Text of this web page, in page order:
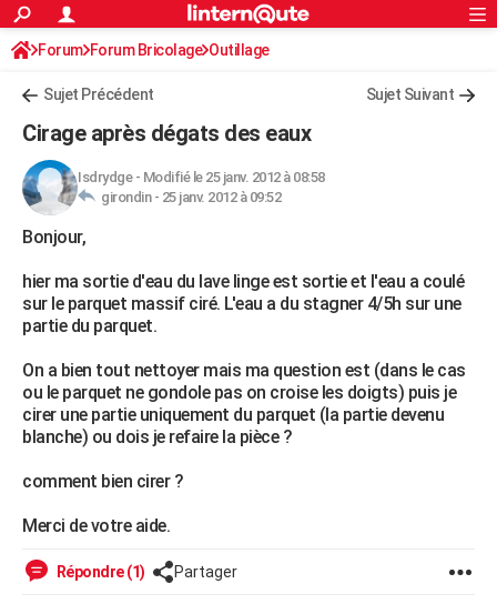
ACTUALITÉS
Politique
Société
Faits Divers
Education
Monde
Villes
+
FINANCE
Retraite
Impôts
Epargne
Immobilier
Risques naturels par ville
Banque
Assurance
Crédit
AUTO
Essais
Réserver un essai
Citadines
Berlines
SUV
Forum auto
+HIGH-TECH
Mobiles
Meilleur smartphone
Internet
Ordinateurs
Jeux vidéo
Guide high-tech
+BRICOLAGE
Forum
Aménagement intérieur
Extérieur
Cuisine
Salle de bains
Jardinage
Rangement
Guides de France
Escapades
Patrimoine
Expositions
Musées
Week-end nature
LIFESTYLE
Art de vivre
Bien-être
Loisirs
ModeModes de vie
SANTE
Alimentation
Guide de la santé
Maladies
Médicaments
Sommeil
VOYAGE
Destinations
City break
Voyage nature
Voyage de noces
Forum
Climat
+PHOTO
GUIDES D'ACHAT
S'inscrire
Connexion
Forum Forum Bricolage Outillage
Sujet Précédent Sujet Suivant
Cirage après dégats des eaux
Isdrydge- Modifié le 25 janv. 2012 à 08:58
girondin - 25 janv. 2012 à 09:52
Bonjour,
hier ma sortie d'eau du lave linge est sortie et l'eau a coulé
sur le parquet massif ciré. L'eau a du stagner 4/5h sur une
partie du parquet.
On a bien tout nettoyer mais ma question est (dans le cas
ou le parquet ne gondole pas on croise les doigts) puis je
cirer une partie uniquement du parquet (la partie devenu
blanche) ou dois je refaire la pièce ?
comment bien cirer ?
Merci de votre aide.
Répondre (1) Partager